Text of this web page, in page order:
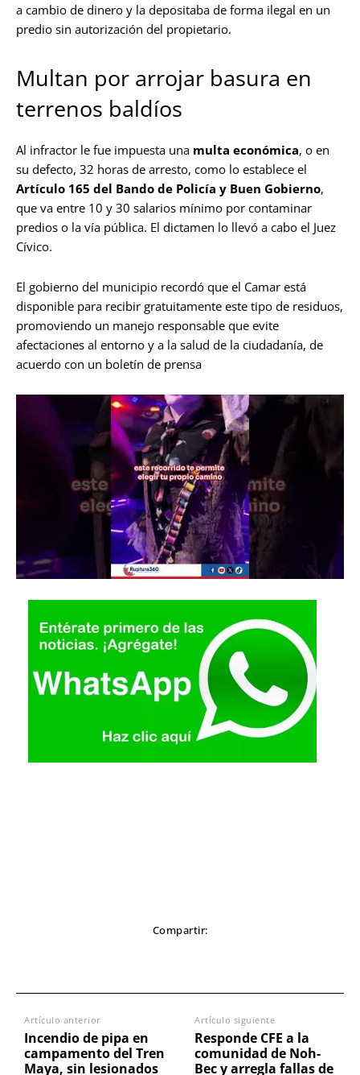
a cambio de dinero y la depositaba de forma ilegal en un
predio sin autorización del propietario.
Multan por arrojar basura en
terrenos baldíos
Al infractor le fue impuesta una multa económica, o en
su defecto, 32 horas de arresto, como lo establece el
Artículo 165 del Bando de Policía y Buen Gobierno,
que va entre 10 y 30 salarios mínimo por contaminar
predios o la vía pública. El dictamen lo llevó a cabo el Juez
Cívico.
El gobierno del municipio recordó que el Camar está
disponible para recibir gratuitamente este tipo de residuos,
promoviendo un manejo responsable que evite
afectaciones al entorno y a la salud de la ciudadanía, de
acuerdo con un boletín de prensa
Compartir:
Artículo anterior
Incendio de pipa en
campamento del Tren
Maya, sin lesionados
Artículo siguiente
Responde CFE a la
comunidad de Noh-
Bec y arregla fallas de